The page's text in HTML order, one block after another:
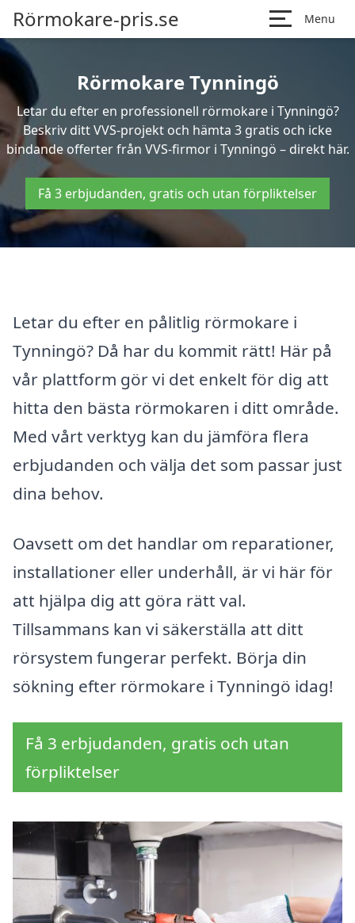
Rörmokare-pris.se Menu
Rörmokare Tynningö
Letar du efter en professionell rörmokare i Tynningö?
Beskriv ditt VVS-projekt och hämta 3 gratis och icke
bindande offerter från VVS-firmor i Tynningö – direkt här.
Få 3 erbjudanden, gratis och utan förpliktelser
Letar du efter en pålitlig rörmokare i
Tynningö? Då har du kommit rätt! Här på
vår plattform gör vi det enkelt för dig att
hitta den bästa rörmokaren i ditt område.
Med vårt verktyg kan du jämföra flera
erbjudanden och välja det som passar just
dina behov.
Oavsett om det handlar om reparationer,
installationer eller underhåll, är vi här för
att hjälpa dig att göra rätt val.
Tillsammans kan vi säkerställa att ditt
rörsystem fungerar perfekt. Börja din
sökning efter rörmokare i Tynningö idag!
Få 3 erbjudanden, gratis och utan
förpliktelser